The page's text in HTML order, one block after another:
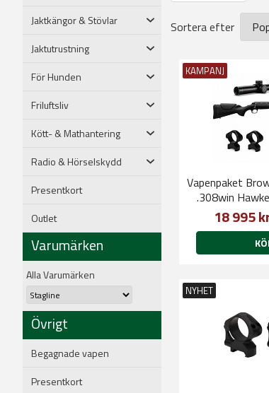
Jaktkängor & Stövlar
Jaktutrustning
För Hunden
Friluftsliv
Kött- & Mathantering
Radio & Hörselskydd
Presentkort
Outlet
Varumärken
Alla Varumärken
Övrigt
Begagnade vapen
Presentkort
Sortera efter
KAMPANJ
Vapenpaket
.308win
18 995
NYHET